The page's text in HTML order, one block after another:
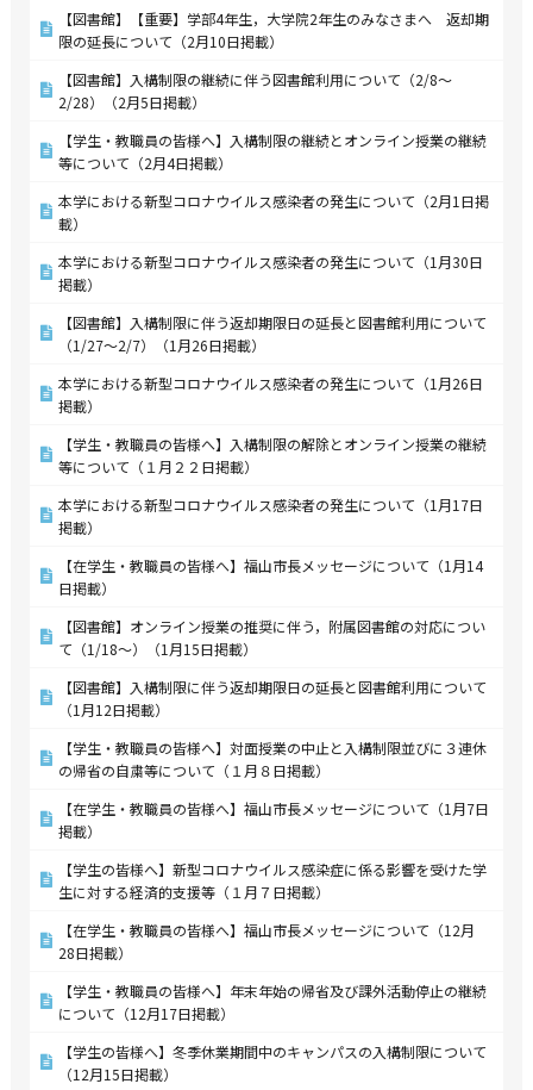
【図書館】【重要】学部4年生，大学院2年生のみなさまへ 返却期
限の延長について（2月10日掲載）
【図書館】入構制限の継続に伴う図書館利用について（2/8～
2/28）（2月5日掲載）
【学生・教職員の皆様へ】入構制限の継続とオンライン授業の継続
等について（2月4日掲載）
本学における新型コロナウイルス感染者の発生について（2月1日掲
載）
本学における新型コロナウイルス感染者の発生について（1月30日
掲載）
【図書館】入構制限に伴う返却期限日の延長と図書館利用について
（1/27～2/7）（1月26日掲載）
本学における新型コロナウイルス感染者の発生について（1月26日
掲載）
【学生・教職員の皆様へ】入構制限の解除とオンライン授業の継続
等について（１月２２日掲載）
本学における新型コロナウイルス感染者の発生について（1月17日
掲載）
【在学生・教職員の皆様へ】福山市長メッセージについて（1月14
日掲載）
【図書館】オンライン授業の推奨に伴う，附属図書館の対応につい
て（1/18～）（1月15日掲載）
【図書館】入構制限に伴う返却期限日の延長と図書館利用について
（1月12日掲載）
【学生・教職員の皆様へ】対面授業の中止と入構制限並びに３連休
の帰省の自粛等について（１月８日掲載）
【在学生・教職員の皆様へ】福山市長メッセージについて（1月7日
掲載）
【学生の皆様へ】新型コロナウイルス感染症に係る影響を受けた学
生に対する経済的支援等（１月７日掲載）
【在学生・教職員の皆様へ】福山市長メッセージについて（12月
28日掲載）
【学生・教職員の皆様へ】年末年始の帰省及び課外活動停止の継続
について（12月17日掲載）
【学生の皆様へ】冬季休業期間中のキャンパスの入構制限について
（12月15日掲載）